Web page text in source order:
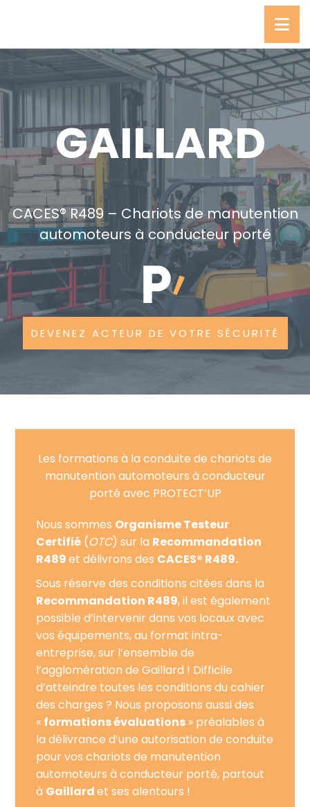
GAILLARD
CACES® R489 – Chariots de manutention
automoteurs à conducteur porté
DEVENEZ ACTEUR DE VOTRE SÉCURITÉ
Les formations à la conduite de chariots de
manutention automoteurs à conducteur
porté avec PROTECT’UP
Nous sommes Organisme Testeur
Certifié (OTC) sur la Recommandation
R489et délivrons des CACES® R489.
Sous réserve des conditions citées dans la
Recommandation R489, il est également
possible d’intervenir dans vos locaux avec
vos équipements, au format intra-
entreprise, sur l’ensemble de
l’agglomération de Gaillard ! Difficile
d’atteindre toutes les conditions du cahier
des charges ? Nous proposons aussi des
« formations évaluations » préalables à
la délivrance d’une autorisation de conduite
pour vos chariots de manutention
automoteurs à conducteur porté, partout
à Gaillardet ses alentours !